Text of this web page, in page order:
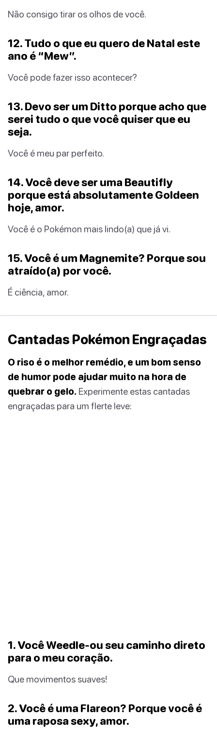
Não consigo tirar os olhos de você.
12. Tudo o que eu quero de Natal este
ano é “Mew”.
Você pode fazer isso acontecer?
13. Devo ser um Ditto porque acho que
serei tudo o que você quiser que eu
seja.
Você é meu par perfeito.
14. Você deve ser uma Beautifly
porque está absolutamente Goldeen
hoje, amor.
Você é o Pokémon mais lindo(a) que já vi.
15. Você é um Magnemite? Porque sou
atraído(a) por você.
É ciência, amor.
Cantadas Pokémon Engraçadas
O riso é o melhor remédio, e um bom senso
de humor pode ajudar muito na hora de
quebrar o gelo. Experimente estas cantadas
engraçadas para um flerte leve:
1. Você Weedle-ou seu caminho direto
para o meu coração.
Que movimentos suaves!
2. Você é uma Flareon? Porque você é
uma raposa sexy, amor.